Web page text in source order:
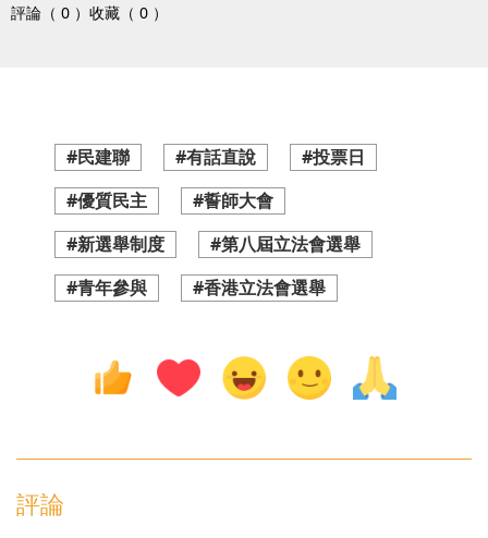
評論（ 0 ） 收藏（ 0 ）
#民建聯 #有話直說
#投票日
#優質民主
#誓師大會
#新選舉制度
#第八屆立法會選舉
#青年參與
#香港立法會選舉
評論